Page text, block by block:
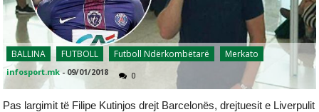
BALLINA FUTBOLL Futboll Ndërkombëtarë Merkato
infosport.mk - 09/01/2018 0
Pas largimit të Filipe Kutinjos drejt Barcelonës, drejtuesit e Liverpulit